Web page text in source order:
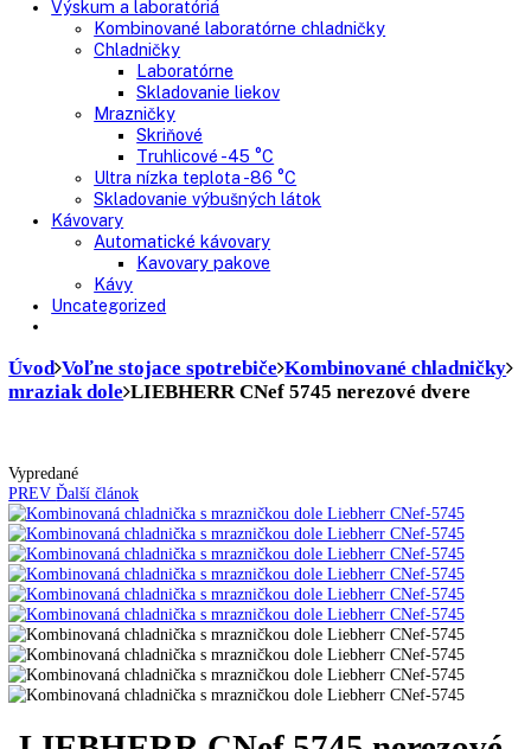
Chladnie nápojov
Skriňové
Truhlicové
Vinotéky
Pekárne
Chladničky
Mrazničky
Výskum a laboratóriá
Kombinované laboratórne chladničky
Chladničky
Laboratórne
Mrazničky
Truhlicové -45 °C
Ultra nízka teplota -86 °C
Kávy
Uncategorized
Úvod Voľne stojace spotrebiče Kombinované
mraziak dole LIEBHERR CNef 5745 nerezové dvere
PREVĎalší článok